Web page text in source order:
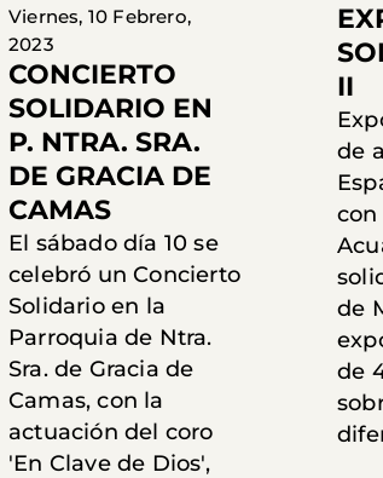
Viernes, 10 Febrero,
2023
CONCIERTO
SOLIDARIO EN
P. NTRA. SRA.
DE GRACIA DE
CAMAS
El sábado día 10 se
celebró un Concierto
Solidario en la
Parroquia de Ntra.
Sra. de Gracia de
Camas, con la
actuación del coro
'En Clave de Dios',
II
de
con
de
de